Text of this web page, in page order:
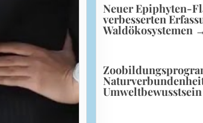
Neuer Epiphyten-
verbesserten
Waldökosystemen
Umweltbewusstsein